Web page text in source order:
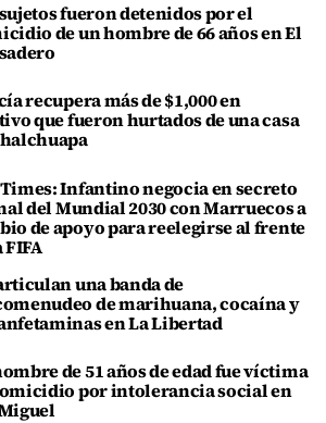
fueron detenidos por el
de un hombre de 66 años en El
recupera más de $1,000 en
que fueron hurtados de una casa
Infantino negocia en secreto
del Mundial 2030 con Marruecos a
de apoyo para reelegirse al frente
FIFA
una banda de
de marihuana, cocaína y
en La Libertad
de 51 años de edad fue víctima
por intolerancia social en